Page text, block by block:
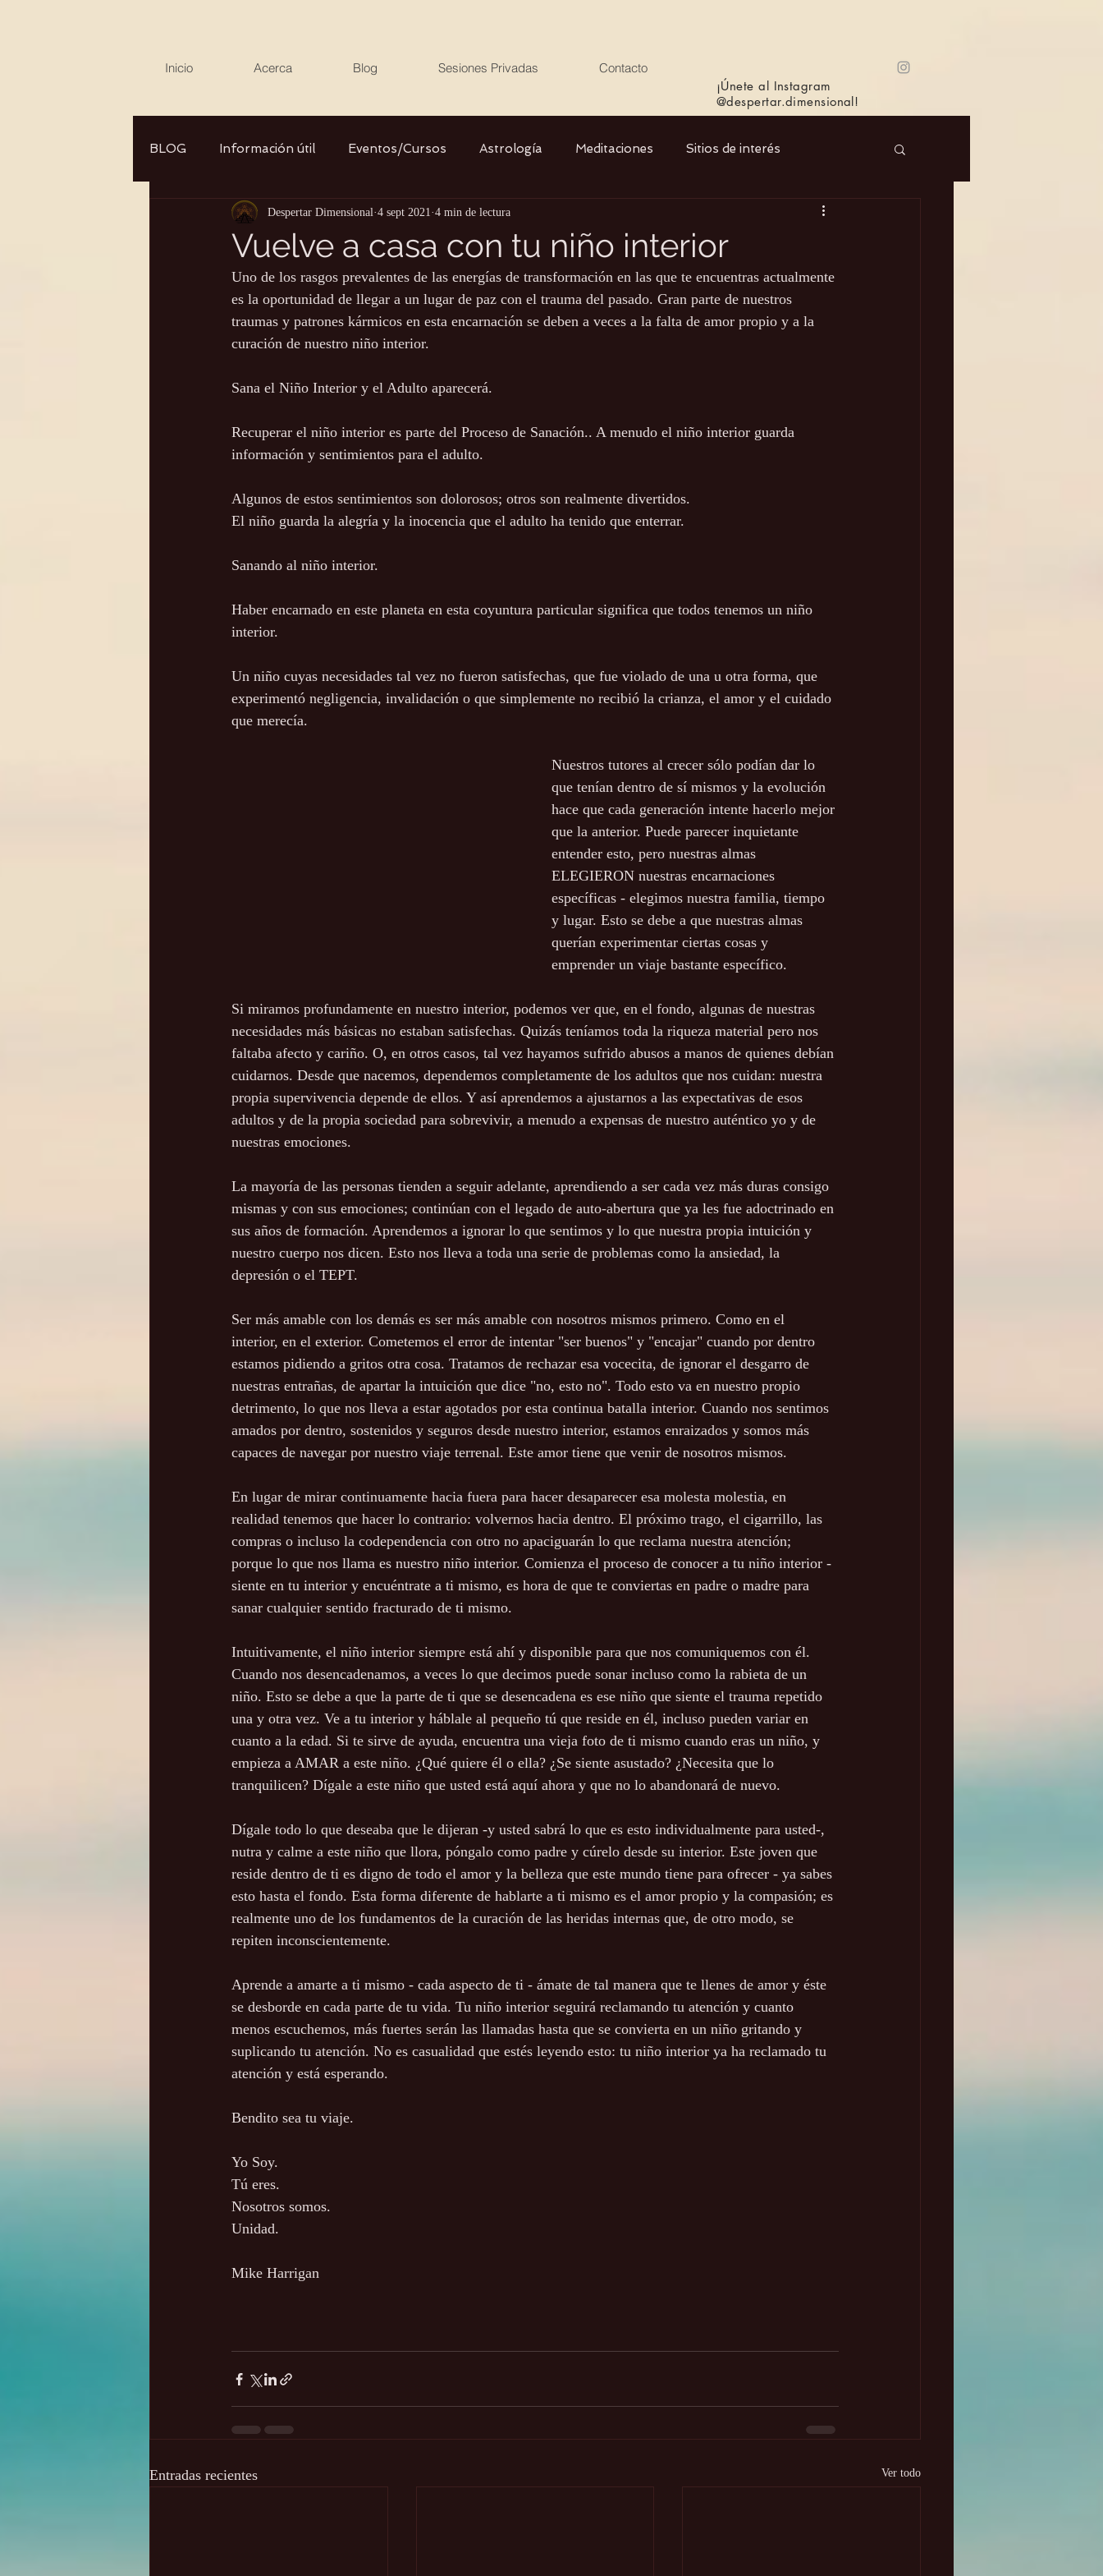
Inicio Acerca Blog Sesiones Privadas
Contacto
¡Únete al Instagram
@despertar.dimensional!
BLOG Información útil Eventos/Cursos Astrología Meditaciones Sitios de interés
Canalizaciones/Entrevistas Libros Cristales Música
Aromaterapia/Herbolaria Agua Ciencia Salud Yoga Medio ambiente Bioagricultura
Autocuidado Consciencia
Vuelve a casa con tu niño interior
Despertar Dimensional 4 sept 2021 4 min de lectura
Uno de los rasgos prevalentes de las energías de transformación en las que te encuentras actualmente
es la oportunidad de llegar a un lugar de paz con el trauma del pasado. Gran parte de nuestros
traumas y patrones kármicos en esta encarnación se deben a veces a la falta de amor propio y a la
curación de nuestro niño interior.
Sana el Niño Interior y el Adulto aparecerá.
Recuperar el niño interior es parte del Proceso de Sanación.. A menudo el niño interior guarda
información y sentimientos para el adulto.
Algunos de estos sentimientos son dolorosos; otros son realmente divertidos.
El niño guarda la alegría y la inocencia que el adulto ha tenido que enterrar.
Sanando al niño interior.
Haber encarnado en este planeta en esta coyuntura particular significa que todos tenemos un niño
interior.
Un niño cuyas necesidades tal vez no fueron satisfechas, que fue violado de una u otra forma, que
experimentó negligencia, invalidación o que simplemente no recibió la crianza, el amor y el cuidado
que merecía.
Nuestros tutores al crecer sólo podían dar lo
que tenían dentro de sí mismos y la evolución
hace que cada generación intente hacerlo mejor
que la anterior. Puede parecer inquietante
entender esto, pero nuestras almas
ELEGIERON nuestras encarnaciones
específicas - elegimos nuestra familia, tiempo
y lugar. Esto se debe a que nuestras almas
querían experimentar ciertas cosas y
emprender un viaje bastante específico.
Si miramos profundamente en nuestro interior, podemos ver que, en el fondo, algunas de nuestras
necesidades más básicas no estaban satisfechas. Quizás teníamos toda la riqueza material pero nos
faltaba afecto y cariño. O, en otros casos, tal vez hayamos sufrido abusos a manos de quienes debían
cuidarnos. Desde que nacemos, dependemos completamente de los adultos que nos cuidan: nuestra
propia supervivencia depende de ellos. Y así aprendemos a ajustarnos a las expectativas de esos
adultos y de la propia sociedad para sobrevivir, a menudo a expensas de nuestro auténtico yo y de
nuestras emociones.
La mayoría de las personas tienden a seguir adelante, aprendiendo a ser cada vez más duras consigo
mismas y con sus emociones; continúan con el legado de auto-abertura que ya les fue adoctrinado en
sus años de formación. Aprendemos a ignorar lo que sentimos y lo que nuestra propia intuición y
nuestro cuerpo nos dicen. Esto nos lleva a toda una serie de problemas como la ansiedad, la
depresión o el TEPT.
Ser más amable con los demás es ser más amable con nosotros mismos primero. Como en el
interior, en el exterior. Cometemos el error de intentar "ser buenos" y "encajar" cuando por dentro
estamos pidiendo a gritos otra cosa. Tratamos de rechazar esa vocecita, de ignorar el desgarro de
nuestras entrañas, de apartar la intuición que dice "no, esto no". Todo esto va en nuestro propio
detrimento, lo que nos lleva a estar agotados por esta continua batalla interior. Cuando nos sentimos
amados por dentro, sostenidos y seguros desde nuestro interior, estamos enraizados y somos más
capaces de navegar por nuestro viaje terrenal. Este amor tiene que venir de nosotros mismos.
En lugar de mirar continuamente hacia fuera para hacer desaparecer esa molesta molestia, en
realidad tenemos que hacer lo contrario: volvernos hacia dentro. El próximo trago, el cigarrillo, las
compras o incluso la codependencia con otro no apaciguarán lo que reclama nuestra atención;
porque lo que nos llama es nuestro niño interior. Comienza el proceso de conocer a tu niño interior -
siente en tu interior y encuéntrate a ti mismo, es hora de que te conviertas en padre o madre para
sanar cualquier sentido fracturado de ti mismo.
Intuitivamente, el niño interior siempre está ahí y disponible para que nos comuniquemos con él.
Cuando nos desencadenamos, a veces lo que decimos puede sonar incluso como la rabieta de un
niño. Esto se debe a que la parte de ti que se desencadena es ese niño que siente el trauma repetido
una y otra vez. Ve a tu interior y háblale al pequeño tú que reside en él, incluso pueden variar en
cuanto a la edad. Si te sirve de ayuda, encuentra una vieja foto de ti mismo cuando eras un niño, y
empieza a AMAR a este niño. ¿Qué quiere él o ella? ¿Se siente asustado? ¿Necesita que lo
tranquilicen? Dígale a este niño que usted está aquí ahora y que no lo abandonará de nuevo.
Dígale todo lo que deseaba que le dijeran -y usted sabrá lo que es esto individualmente para usted-,
nutra y calme a este niño que llora, póngalo como padre y cúrelo desde su interior. Este joven que
reside dentro de ti es digno de todo el amor y la belleza que este mundo tiene para ofrecer - ya sabes
esto hasta el fondo. Esta forma diferente de hablarte a ti mismo es el amor propio y la compasión; es
realmente uno de los fundamentos de la curación de las heridas internas que, de otro modo, se
repiten inconscientemente.
Aprende a amarte a ti mismo - cada aspecto de ti - ámate de tal manera que te llenes de amor y éste
se desborde en cada parte de tu vida. Tu niño interior seguirá reclamando tu atención y cuanto
menos escuchemos, más fuertes serán las llamadas hasta que se convierta en un niño gritando y
suplicando tu atención. No es casualidad que estés leyendo esto: tu niño interior ya ha reclamado tu
atención y está esperando.
Bendito sea tu viaje.
Yo Soy.
Tú eres.
Nosotros somos.
Unidad.
Mike Harrigan
Entradas recientes Ver todo